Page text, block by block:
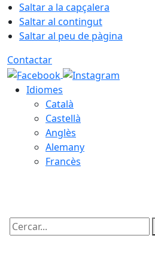
Saltar a la capçalera
Saltar al contingut
Saltar al peu de pàgina
Contactar
Idiomes
Català
Castellà
Anglès
Alemany
Francès
Cercar: